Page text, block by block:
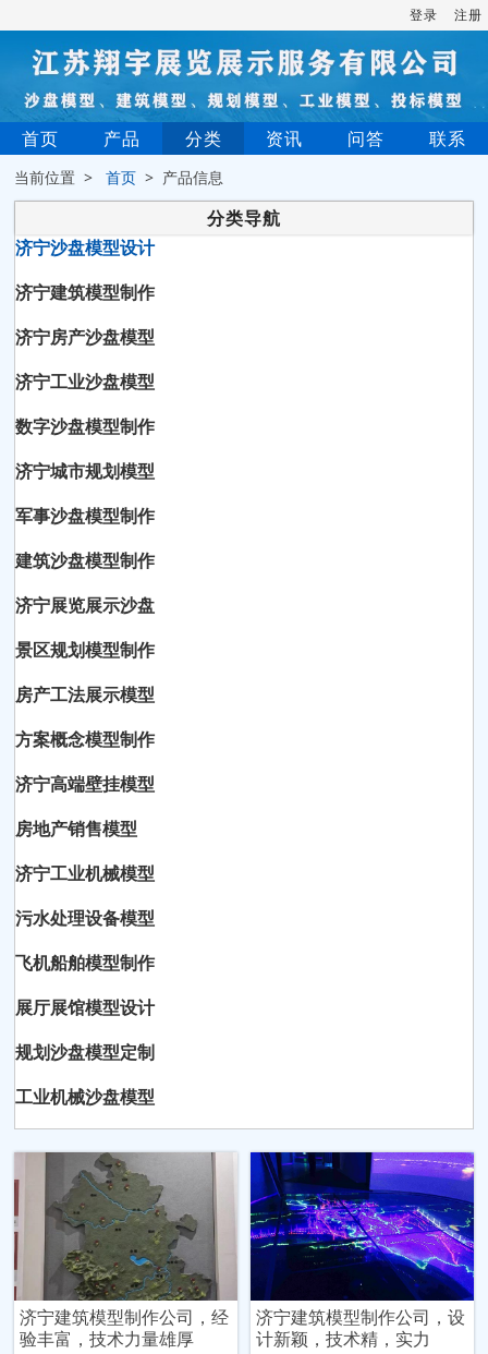
登录 注册
首页 产品 分类 资讯 问答 联系
当前位置 >首页 > 产品信息
分类导航
济宁沙盘模型设计
济宁建筑模型制作
济宁房产沙盘模型
济宁工业沙盘模型
数字沙盘模型制作
济宁城市规划模型
军事沙盘模型制作
建筑沙盘模型制作
济宁展览展示沙盘
景区规划模型制作
房产工法展示模型
方案概念模型制作
济宁高端壁挂模型
房地产销售模型
济宁工业机械模型
污水处理设备模型
飞机船舶模型制作
展厅展馆模型设计
规划沙盘模型定制
工业机械沙盘模型
济宁建筑模型制作公司，经
验丰富，技术力量雄厚
济宁建筑模型制作公司，设
计新颖，技术精，实力